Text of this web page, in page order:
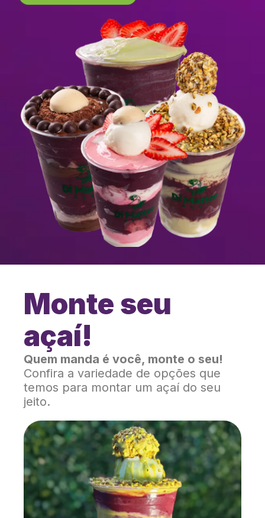
Monte seu
açaí!
Quem manda é você, monte o seu!
Confira a variedade de opções que
temos para montar um açaí do seu
jeito.